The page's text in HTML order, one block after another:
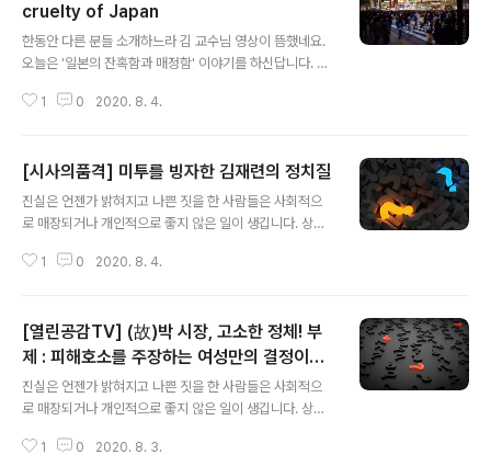
다. 그래서 그들이 그토록 한 나라의 대통령을 가르켜 스스
럼없이 ‘문재앙’이니, ‘문죄인’이니 하며 외치는 자들을 군
사독재 시절처럼 남산 대공분실에 끌고가서 물고문 뿐만
전광훈 같은 자를 영웅처럼 여기며 추종하는 한기총 개목
cruelty of Japan
한동안 다른 분들 소개하느라 김 교수님 영상이 뜸했네요.
오늘은 '일본의 잔혹함과 매정함' 이야기를 하신답니다. 롯
매정함, 마비키 요바이 지하철 자살 인신사고 이수현 AV
깁니다. 진정한 대한민국의 보수를 만들어 나가겠습니다
멤버십 가입 https://www.youtube.com/channel/UC
gIZumwc5-IJ09tK-7YS4-Q/join 후원계좌 우리은행
e/profkim 후원해 주신 소중한 후원금은 전담세무사의
1 0 2020. 8. 4.
[시사의품격] 미투를 빙자한 김재련의 정치질
진실은 언젠가 밝혀지고 나쁜 짓을 한 사람들은 사회적으
로 매장되거나 개인적으로 좋지 않은 일이 생깁니다. 상식
직도 벌어진다는 건 아직 청소할 게 많다는 증거겠죠. 천천
차가해 운운하며 정작 당신이 증거도 없이 망자와 유족을
가해하고 여론재판한 것 아닌가? 영상 밑의 글을 옮깁니다.
#고박원순시장님 #김재련변호사 #위스콘신정영수국장
고소인은 보이지 않는다. 모든 것이 김재련의 작품? (위스
신이 증거도 없이 망자와 유족을 가해하고 여론재판한 것
1 0 2020. 8. 4.
[열린공감TV] (故)박 시장, 고소한 정체! 부
제 : 피해호소를 주장하는 여성만의 결정이었
을까.
진실은 언젠가 밝혀지고 나쁜 짓을 한 사람들은 사회적으
로 매장되거나 개인적으로 좋지 않은 일이 생깁니다. 상식
직도 벌어진다는 건 아직 청소할 게 많다는 증거겠죠. 천천
1 0 2020. 8. 3.